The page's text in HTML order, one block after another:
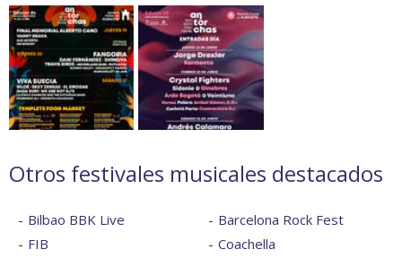
Otros festivales musicales destacados
Bilbao BBK Live
FIB
Barcelona Rock Fest
Coachella